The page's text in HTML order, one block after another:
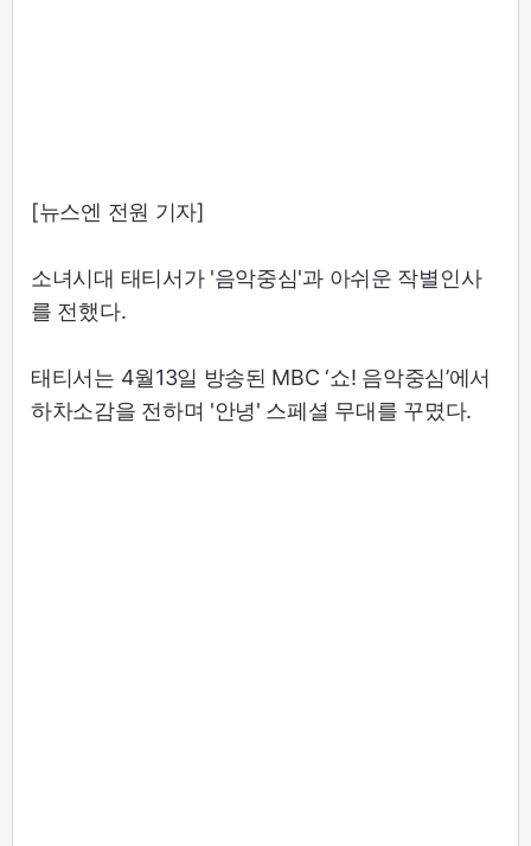
[뉴스엔 전원 기자]
소녀시대 태티서가 '음악중심'과 아쉬운 작별인사
를 전했다.
태티서는 4월13일 방송된 MBC ‘쇼! 음악중심’에서
하차소감을 전하며 '안녕' 스페셜 무대를 꾸몄다.